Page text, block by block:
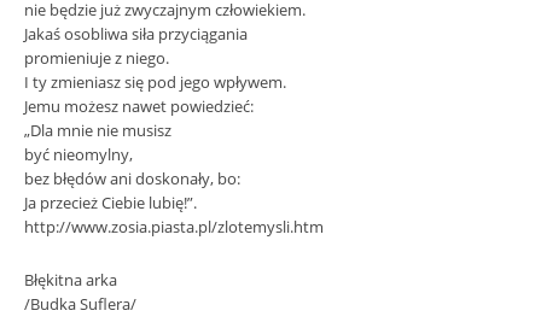
nie będzie już zwyczajnym człowiekiem.
Jakaś osobliwa siła przyciągania
promieniuje z niego.
I ty zmieniasz się pod jego wpływem.
Jemu możesz nawet powiedzieć:
„Dla mnie nie musisz
być nieomylny,
bez błędów ani doskonały, bo:
Ja przecież Ciebie lubię!”.
http://www.zosia.piasta.pl/zlotemysli.htm
Błękitna arka
/Budka Suflera/